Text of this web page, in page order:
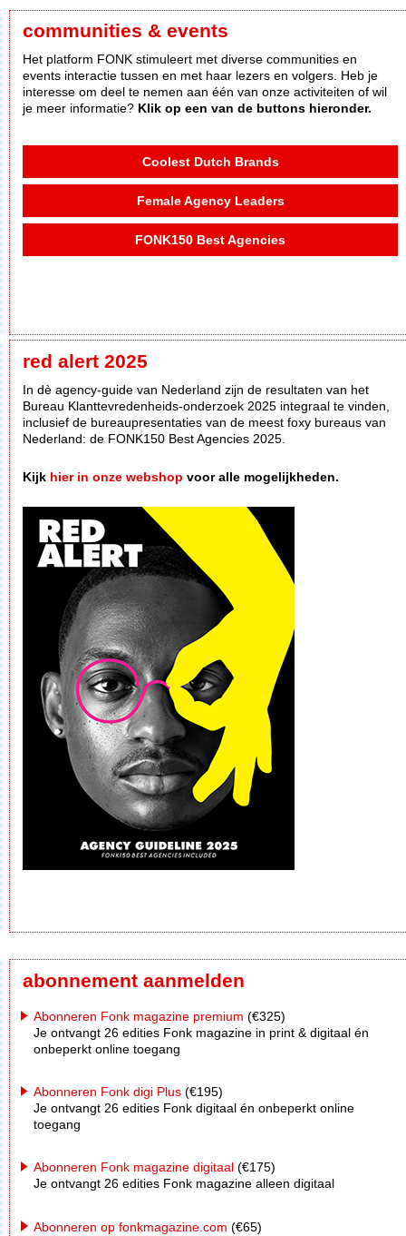
communities & events
Het platform FONK stimuleert met diverse communities en
events interactie tussen en met haar lezers en volgers. Heb je
interesse om deel te nemen aan één van onze activiteiten of wil
je meer informatie? Klik op een van de buttons hieronder.
Coolest Dutch Brands
Female Agency Leaders
FONK150 Best Agencies
red alert 2025
In dè agency-guide van Nederland zijn de resultaten van het
Bureau Klanttevredenheids-onderzoek 2025 integraal te vinden,
inclusief de bureaupresentaties van de meest foxy bureaus van
Nederland: de FONK150 Best Agencies 2025.
Kijk hier in onze webshop voor alle mogelijkheden.
abonnement aanmelden
Abonneren Fonk magazine premium (€325)
Je ontvangt 26 edities Fonk magazine in print & digitaal én
onbeperkt online toegang
Abonneren Fonk digi Plus (€195)
Je ontvangt 26 edities Fonk digitaal én onbeperkt online
toegang
Abonneren Fonk magazine digitaal (€175)
Je ontvangt 26 edities Fonk magazine alleen digitaal
Abonneren op fonkmagazine.com (€65)